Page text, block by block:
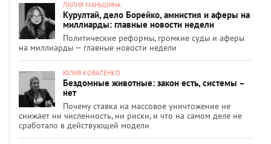
ЛИЛИЯ МАНЬШИНА
Курултай, дело Борейко, амнистия и аферы на
миллиарды: главные новости недели
Политические реформы, громкие суды и аферы
на миллиарды — главные новости недели
ЮЛИЯ КОВАЛЕНКО
Бездомные животные: закон есть, системы –
нет
Почему ставка на массовое уничтожение не
снижает ни численность, ни риски, и что на самом деле не
сработало в действующей модели